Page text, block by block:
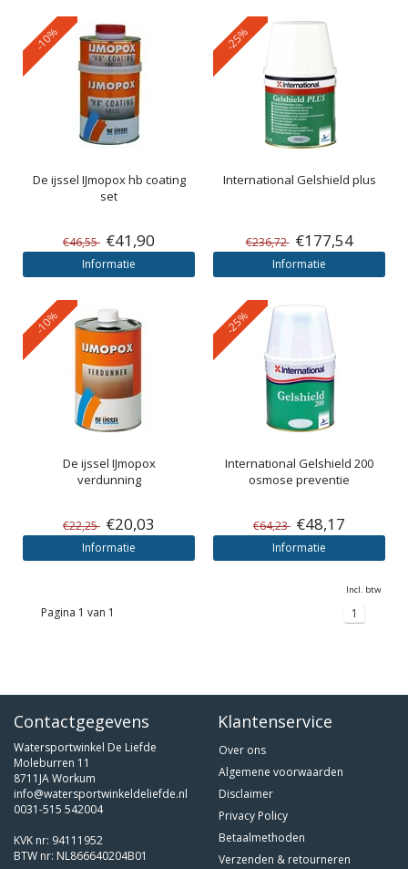
-10%
De ijssel IJmopox hb coating
set
€46,55 €41,90
Informatie
-25%
International Gelshield plus
€236,72 €177,54
Informatie
-10%
De ijssel IJmopox
verdunning
€22,25 €20,03
Informatie
-25%
International Gelshield 200
osmose preventie
€64,23 €48,17
Informatie
Incl. btw
Pagina 1 van 1 1
Contactgegevens
Watersportwinkel De Liefde
Moleburren 11
8711JA Workum
info@watersportwinkeldeliefde.nl
0031-515 542004
KVK nr: 94111952
BTW nr: NL866640204B01
Klantenservice
Over ons
Algemene voorwaarden
Disclaimer
Privacy Policy
Betaalmethoden
Verzenden & retourneren